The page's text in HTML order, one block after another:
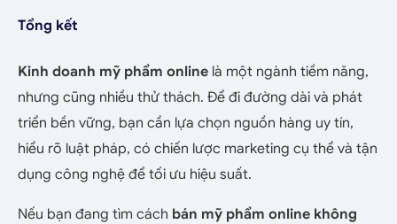
Tổng kết
Kinh doanh mỹ phẩm online là một ngành tiềm năng,
nhưng cũng nhiều thử thách. Để đi đường dài và phát
triển bền vững, bạn cần lựa chọn nguồn hàng uy tín,
hiểu rõ luật pháp, có chiến lược marketing cụ thể và tận
dụng công nghệ để tối ưu hiệu suất.
Nếu bạn đang tìm cách bán mỹ phẩm online không